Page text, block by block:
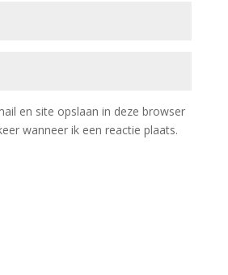
en site opslaan in deze browser
wanneer ik een reactie plaats.